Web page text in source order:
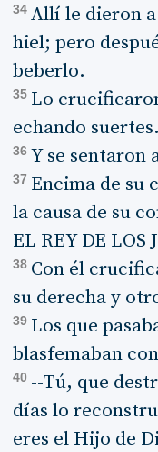
34 Allí le dieron a
hiel; pero
beberlo.
35 Lo
echando
36 Y se sentaron
37 Encima de su
la causa de su
EL REY DE LOS
38 Con él
su derecha y
39 Los que
blasfemaban
40 --Tú, que
días lo
eres el Hijo de